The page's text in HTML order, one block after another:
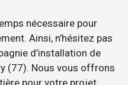
nécessaire pour
Ainsi, n’hésitez pas
d’installation de
(77). Nous vous offrons
pour votre projet